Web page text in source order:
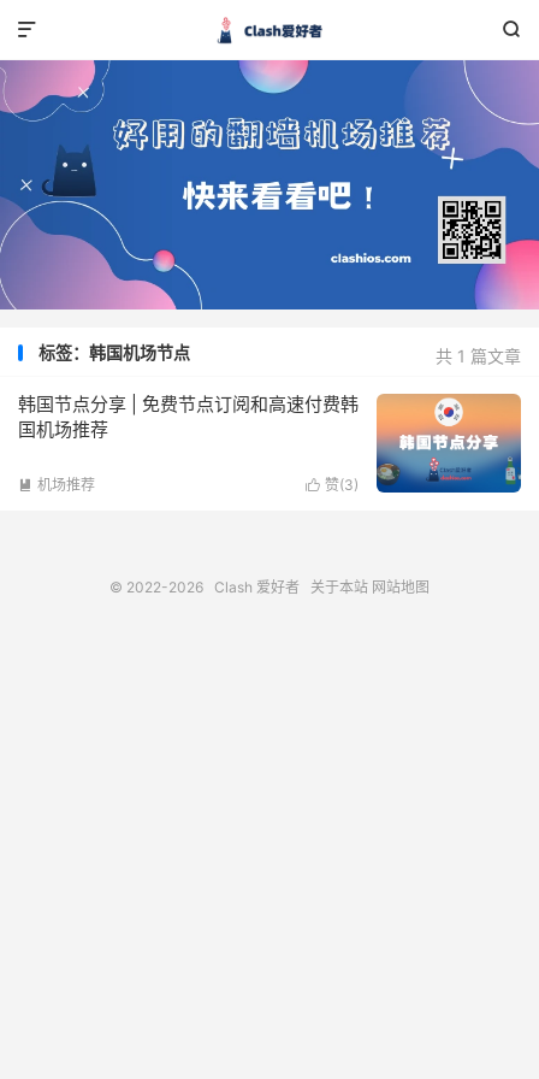


共 1 篇文章
标签：韩国机场节点
韩国节点分享 | 免费节点订阅和高速付费韩
国机场推荐
 赞(3)
 机场推荐
© 2022-2026 Clash 爱好者 关于本站 网站地图